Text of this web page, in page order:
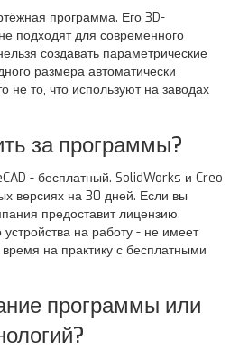
программа. Его 3D-
подходят для современного
создавать параметрические
размера автоматически
не то, что используют на заводах
за программы?
- бесплатный. SolidWorks и Creo
версиях на 30 дней. Если вы
предоставит лицензию.
на работу - не имеет
на практику с бесплатными
программы или